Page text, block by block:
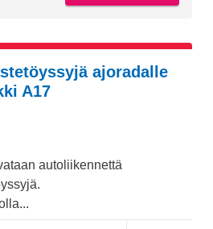
ajoradalle
A17
autoliikennettä